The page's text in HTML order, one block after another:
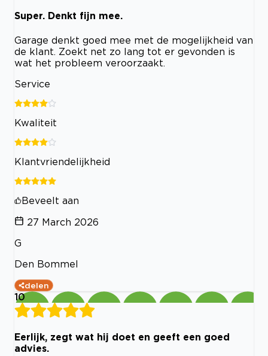
Super. Denkt fijn mee.
Garage denkt goed mee met de mogelijkheid van
de klant. Zoekt net zo lang tot er gevonden is
wat het probleem veroorzaakt.
Service
Kwaliteit
Klantvriendelijkheid
Beveelt aan
27 March 2026
G
Den Bommel
delen
10
Eerlijk, zegt wat hij doet en geeft een goed
advies.